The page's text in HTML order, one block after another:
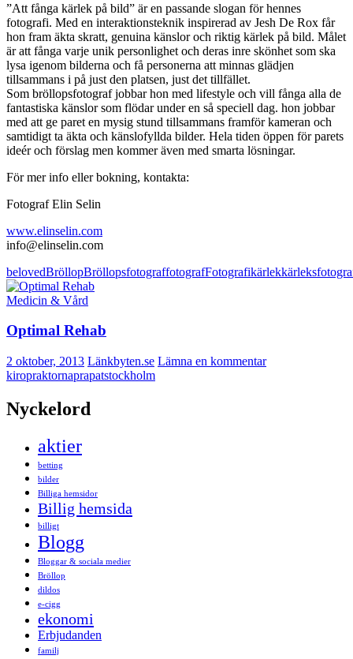
”Att fånga kärlek på bild” är en passande slogan för hennes
fotografi. Med en interaktionsteknik inspirerad av Jesh De Rox får
hon fram äkta skratt, genuina känslor och riktig kärlek på bild. Målet
är att fånga varje unik personlighet och deras inre skönhet som ska
lysa igenom bilderna och få personerna att minnas glädjen
tillsammans i på just den platsen, just det tillfället.
Som bröllopsfotograf jobbar hon med lifestyle och vill fånga alla de
fantastiska känslor som flödar under en så speciell dag. hon jobbar
med att ge paret en mysig stund tillsammans framför kameran och
samtidigt ta äkta och känslofyllda bilder. Hela tiden öppen för parets
ideér och förslag men kommer även med smarta lösningar.
För mer info eller bokning, kontakta:
Fotograf Elin Selin
www.elinselin.com
info@elinselin.com
belovedBröllopBröllopsfotograffotografFotografikärlek
Medicin & Vård
Optimal Rehab
2 oktober, 2013 Länkbyten.se Lämna en kommentar
kiropraktornaprapatstockholm
Nyckelord
aktier
betting
bilder
Billiga hemsidor
Billig hemsida
billigt
Blogg
Bloggar & sociala medier
Bröllop
dildos
e-cigg
ekonomi
Erbjudanden
familj